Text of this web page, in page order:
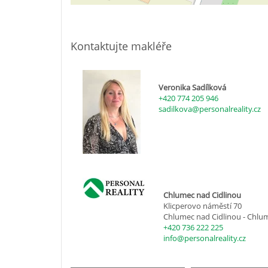
Kontaktujte makléře
Veronika Sadílková
+420 774 205 946
sadilkova@personalreality.cz
Chlumec nad Cidlinou
Klicperovo náměstí 70
Chlumec nad Cidlinou -
+420 736 222 225
info@personalreality.cz